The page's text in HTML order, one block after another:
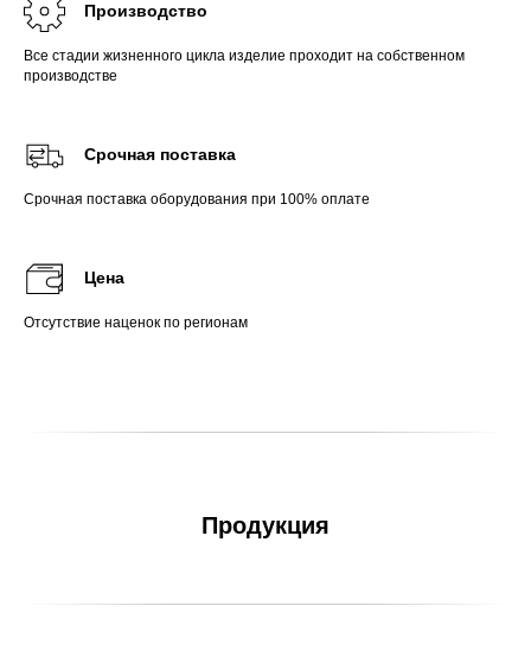
Производство
Все стадии жизненного цикла изделие проходит на собственном
производстве
Срочная поставка
Срочная поставка оборудования при 100% оплате
Цена
Отсутствие наценок по регионам
Продукция